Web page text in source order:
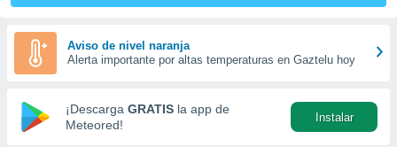
las
y
forma
digital
basada
Aviso de nivel naranja
Alerta importante por altas temperaturas en Gaztelu hoy
¡Descarga GRATIS la app de
Meteored!
Instalar